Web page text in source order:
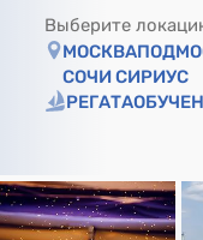
Выберите
МОСКВА
СОЧИ СИРИУС
РЕГАТА